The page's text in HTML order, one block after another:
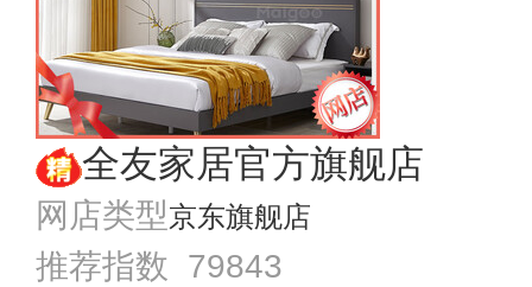
全友家居官方旗舰店
网店类型京东旗舰店
推荐指数 79843